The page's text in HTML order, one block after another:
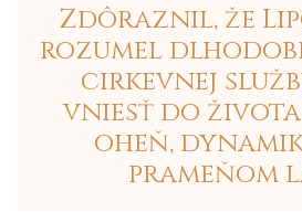
Zdôraznil, že
rozumel
cirkevnej
vniesť do
oheň,
prameňom